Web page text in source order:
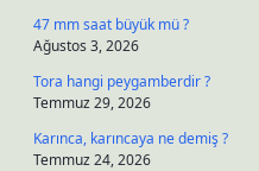
47 mm saat büyük mü ?
Ağustos 3, 2026
Tora hangi peygamberdir ?
Temmuz 29, 2026
Karınca, karıncaya ne demiş ?
Temmuz 24, 2026